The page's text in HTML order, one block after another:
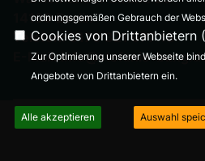
14199 Berlin
Telefon: 0176 321 977 18
E-Mail: info@stefanie-
ordnungsgemäßen Gebrauch der
Cookies von Drittanbietern (
Zur Optimierung unserer Webseite
Angebote von Drittanbietern ein.
Alle akzeptieren Auswahl